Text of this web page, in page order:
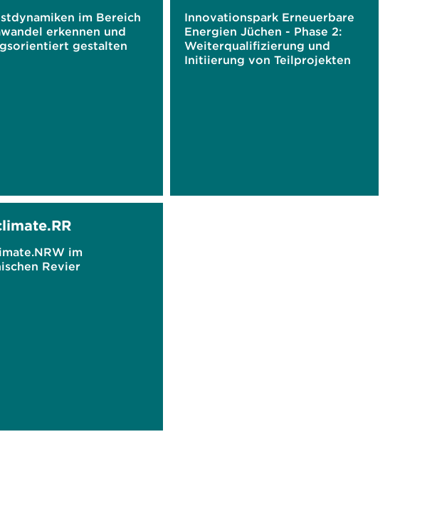
im Bereich
erkennen und
gestalten
Innovationspark Erneuerbare
Energien Jüchen - Phase 2:
Weiterqualifizierung und
Initiierung von Teilprojekten
im
Revier